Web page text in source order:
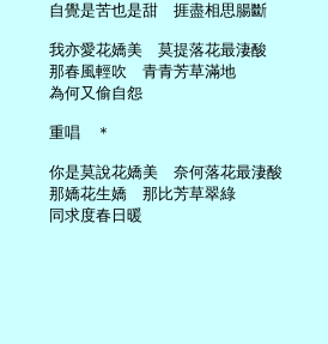
     自覺是苦也是甜　捱盡相思腸斷
     我亦愛花嬌美　莫提落花最淒酸
     那春風輕吹　青青芳草滿地
     為何又偷自怨
     重唱　＊
     你是莫說花嬌美　奈何落花最淒酸
     那嬌花生嬌　那比芳草翠綠